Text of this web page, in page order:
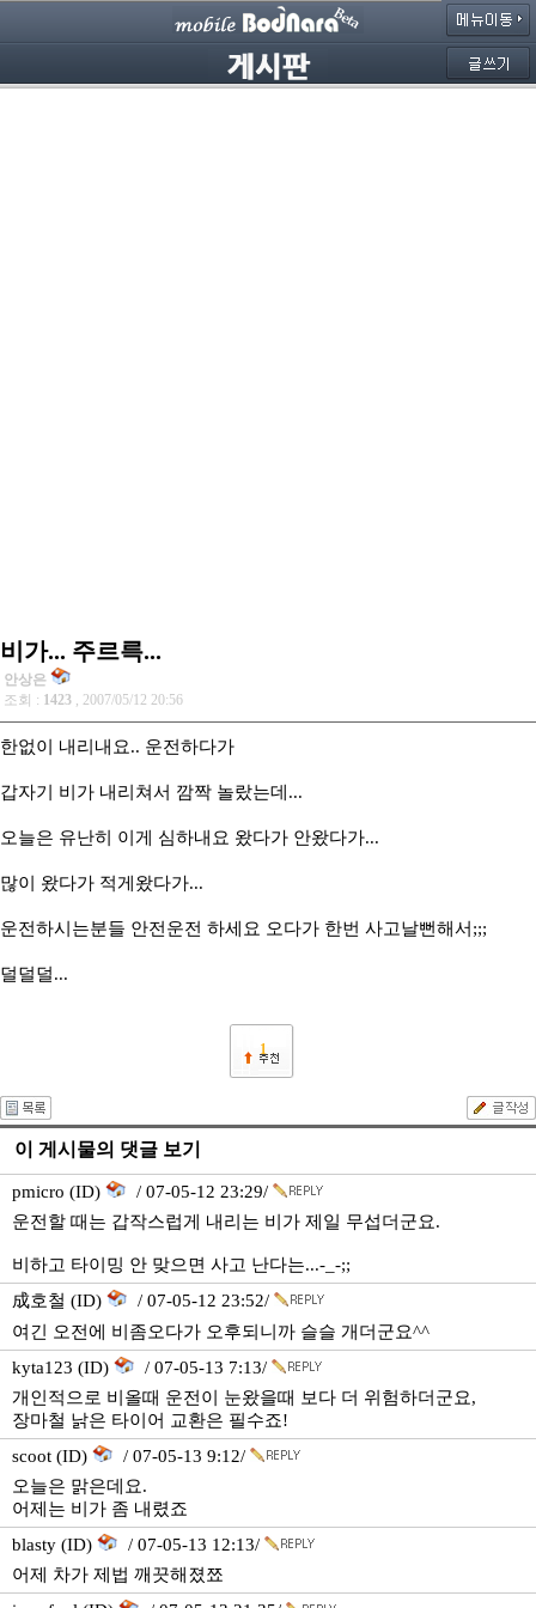
비가... 주르륵...
안상은
조회 : 1423 , 2007/05/12 20:56
한없이 내리내요.. 운전하다가
갑자기 비가 내리쳐서 깜짝 놀랐는데...
오늘은 유난히 이게 심하내요 왔다가 안왔다가...
많이 왔다가 적게왔다가...
운전하시는분들 안전운전 하세요 오다가 한번 사고날뻔해서;;;
덜덜덜...
1
이 게시물의 댓글 보기
pmicro (ID)
/ 07-05-12 23:29/
운전할 때는 갑작스럽게 내리는 비가 제일 무섭더군요.
비하고 타이밍 안 맞으면 사고 난다는...-_-;;
成호철 (ID)
/ 07-05-12 23:52/
여긴 오전에 비좀오다가 오후되니까 슬슬 개더군요^^
kyta123 (ID)
/ 07-05-13 7:13/
개인적으로 비올때 운전이 눈왔을때 보다 더 위험하더군요,
장마철 낡은 타이어 교환은 필수죠!
scoot (ID)
/ 07-05-13 9:12/
오늘은 맑은데요.
어제는 비가 좀 내렸죠
blasty (ID)
/ 07-05-13 12:13/
어제 차가 제법 깨끗해졌쬬